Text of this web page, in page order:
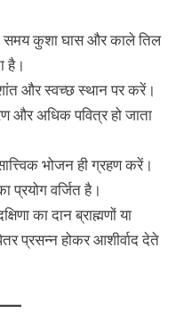
समय कुशा घास और काले तिल
है।
और स्वच्छ स्थान पर करें।
और अधिक पवित्र हो जाता
भोजन ही ग्रहण करें।
प्रयोग वर्जित है।
का दान ब्राह्मणों या
प्रसन्न होकर आशीर्वाद देते